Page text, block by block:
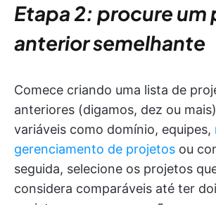
Etapa 2: procure um
anterior semelhante
Comece criando uma lista de
anteriores (digamos, dez ou
variáveis como domínio, equipes,
gerenciamento de projetos ou
seguida, selecione os projetos
considera comparáveis até ter